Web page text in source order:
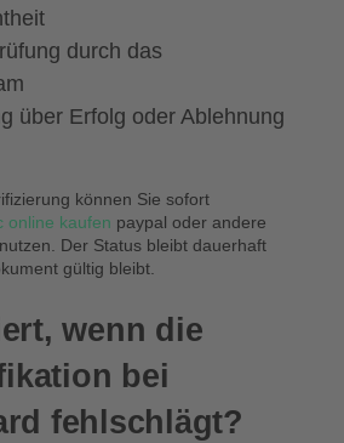
durch das
über Erfolg oder Ablehnung
können Sie sofort
online kaufen paypal oder andere
Der Status bleibt dauerhaft
gültig bleibt.
wenn die
bei
fehlschlägt?